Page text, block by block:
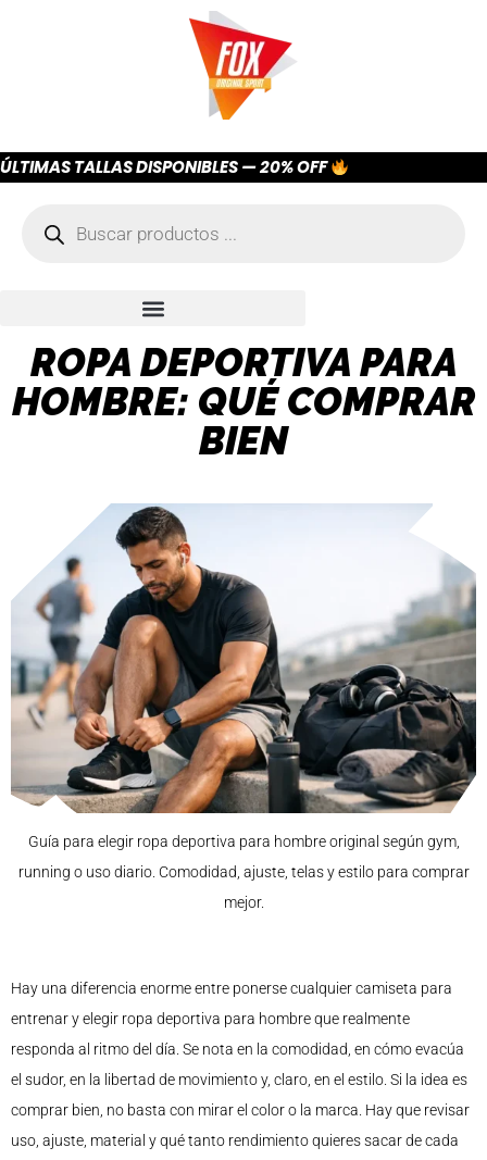
ÚLTIMAS TALLAS DISPONIBLES — 20% OFF
ROPA DEPORTIVA PARA
HOMBRE: QUÉ COMPRAR
BIEN
Guía para elegir ropa deportiva para hombre original según gym,
running o uso diario. Comodidad, ajuste, telas y estilo para comprar
mejor.
Hay una diferencia enorme entre ponerse cualquier camiseta para
entrenar y elegir ropa deportiva para hombre que realmente
responda al ritmo del día. Se nota en la comodidad, en cómo evacúa
el sudor, en la libertad de movimiento y, claro, en el estilo. Si la idea es
comprar bien, no basta con mirar el color o la marca. Hay que revisar
uso, ajuste, material y qué tanto rendimiento quieres sacar de cada